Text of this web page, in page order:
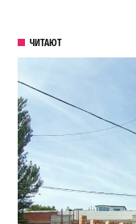
ЧИТАЮТ